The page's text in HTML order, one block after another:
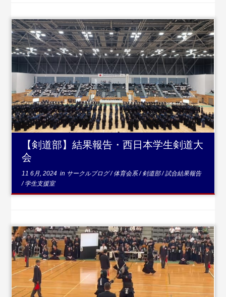
...続きを読む
【剣道部】結果報告・西日本学生剣道大
会
11 6月, 2024 in サークルブログ/体育会系/剣道部/試合結果報告
/学生支援室
...続きを読む